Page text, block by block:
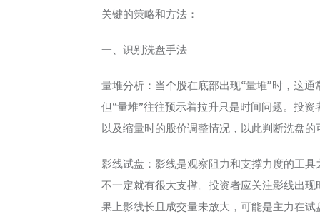
关键的策略和方法：
一、识别洗盘手法
量堆分析：当个股在底部出现“量堆”时，这
但“量堆”往往预示着拉升只是时间问题。投
以及缩量时的股价调整情况，以此判断洗盘的
影线试盘：影线是观察阻力和支撑力度的工
不一定就有很大支撑。投资者应关注影线出
果上影线长且成交量未放大，可能是主力在试